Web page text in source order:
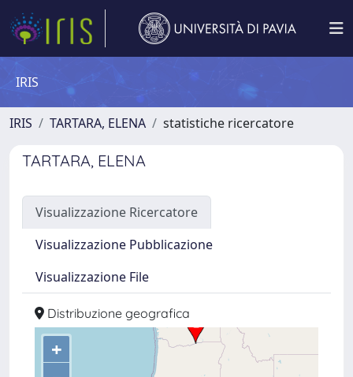
IRIS
IRIS TARTARA, ELENA statistiche ricercatore
TARTARA, ELENA
Visualizzazione Ricercatore
Visualizzazione Pubblicazione
Visualizzazione File
Distribuzione geografica
+